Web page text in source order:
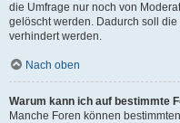
die Umfrage nur noch von
gelöscht werden. Dadurch soll
verhindert werden.
Nach oben
Warum kann ich auf bestimmte
Manche Foren können